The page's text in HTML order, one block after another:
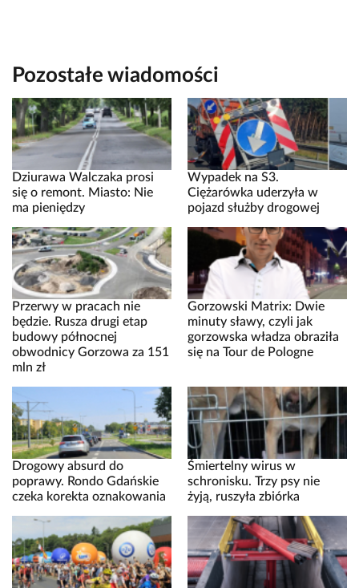
Pozostałe wiadomości
Dziurawa Walczaka prosi
się o remont. Miasto: Nie
ma pieniędzy
Wypadek na S3.
Ciężarówka uderzyła w
pojazd służby drogowej
Przerwy w pracach nie
będzie. Rusza drugi etap
budowy północnej
obwodnicy Gorzowa za 151
mln zł
Gorzowski Matrix: Dwie
minuty sławy, czyli jak
gorzowska władza obraziła
się na Tour de Pologne
Drogowy absurd do
poprawy. Rondo Gdańskie
czeka korekta oznakowania
Śmiertelny wirus w
schronisku. Trzy psy nie
żyją, ruszyła zbiórka